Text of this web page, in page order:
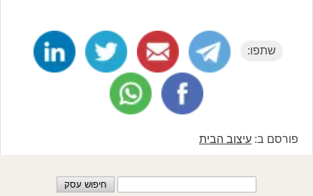
שתפו:
פורסם ב: עיצוב הבית